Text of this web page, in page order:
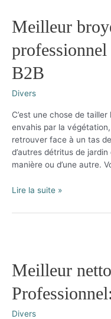
son
CV
Meilleur
B2B
Divers
C’est une chose de
envahis par la
retrouver face à un tas
d’autres détritus de
manière ou d’une autre.
Meilleur
végétaux
B2B
Lire la suite »
Meilleur
Divers